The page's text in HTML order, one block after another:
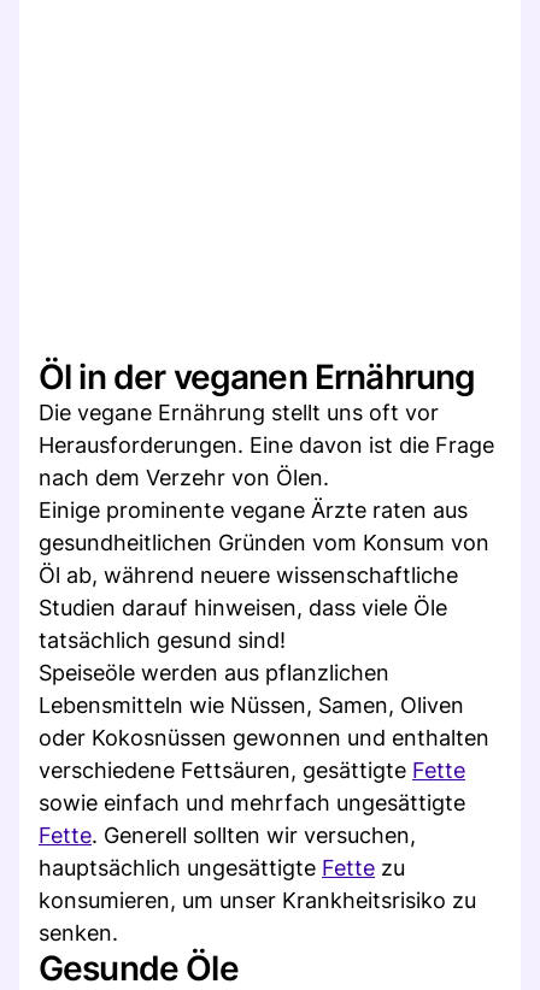
Öl in der veganen Ernährung
Die vegane Ernährung stellt uns oft vor
Herausforderungen. Eine davon ist die Frage
nach dem Verzehr von Ölen.
Einige prominente vegane Ärzte raten aus
gesundheitlichen Gründen vom Konsum von
Öl ab, während neuere wissenschaftliche
Studien darauf hinweisen, dass viele Öle
tatsächlich gesund sind!
Speiseöle werden aus pflanzlichen
Lebensmitteln wie Nüssen, Samen, Oliven
oder Kokosnüssen gewonnen und enthalten
verschiedene Fettsäuren, gesättigte Fette
sowie einfach und mehrfach ungesättigte
Fette. Generell sollten wir versuchen,
hauptsächlich ungesättigte Fette zu
konsumieren, um unser Krankheitsrisiko zu
senken.
Gesunde Öle